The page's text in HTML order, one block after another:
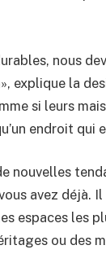
nous
explique la
si leurs
endroit qui
nouvelles
avez déjà.
espaces les
ou des